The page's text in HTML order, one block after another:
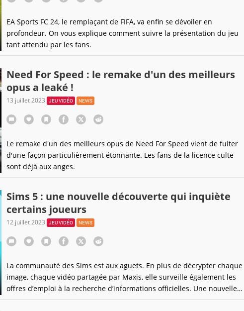
EA Sports FC 24, le remplaçant de FIFA, va enfin se dévoiler en
profondeur. On vous explique comment suivre la présentation du jeu
tant attendu par les fans.
Need For Speed : le remake d'un des meilleurs
opus a leaké !
13 juillet 2023 JEU VIDÉO NEWS
Le remake d'un des meilleurs opus de Need For Speed vient de fuiter
d'une façon particulièrement étonnante. Les fans de la licence culte
sont déjà aux anges.
Sims 5 : une nouvelle découverte qui inquiète
certains joueurs
12 juillet 2023 JEU VIDÉO NEWS
La communauté des Sims est aux aguets. En plus de décrypter chaque
image, chaque vidéo partagée par Maxis, elle surveille également les
offres d’emploi à la recherche d’informations officielles. Une nouvelle
découverte a néanmoins troublé une partie des joueurs consoles, mais